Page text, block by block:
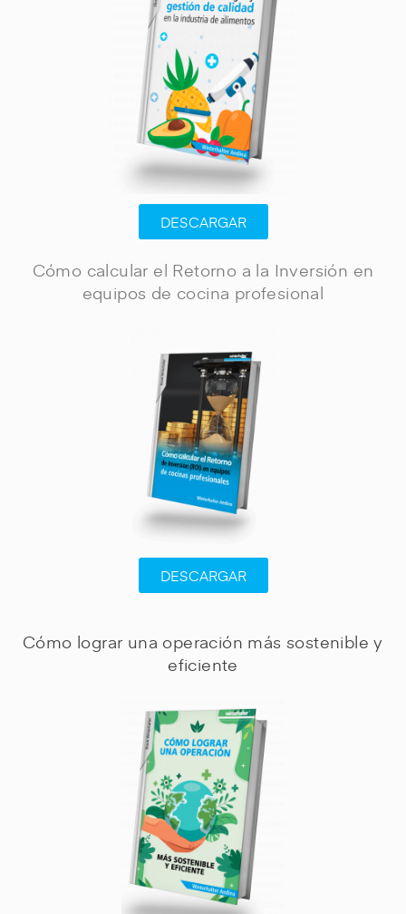
DESCARGAR
Cómo calcular el Retorno a la Inversión en
equipos de cocina profesional
DESCARGAR
Cómo lograr una operación más sostenible y
eficiente